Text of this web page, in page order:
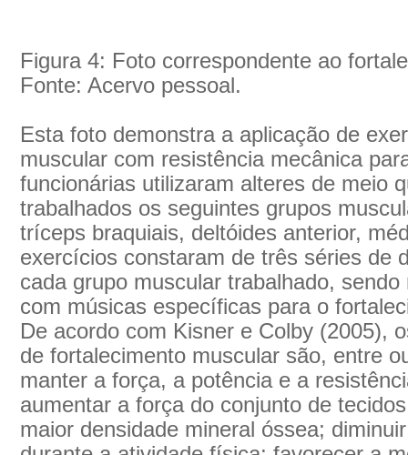
Figura 4: Foto correspondente ao
Fonte: Acervo pessoal.
Esta foto demonstra a aplicação de
muscular com resistência mecânica
funcionárias utilizaram alteres de meio
trabalhados os seguintes grupos
tríceps braquiais, deltóides anterior,
exercícios constaram de três séries de
cada grupo muscular trabalhado,
com músicas específicas para o
De acordo com Kisner e Colby (2005),
de fortalecimento muscular são, entre
manter a força, a potência e a
aumentar a força do conjunto de
maior densidade mineral óssea;